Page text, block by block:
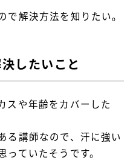
解決方法を知りたい。
したいこと
スや年齢をカバーした
る講師なので、汗に強い
っていたそうです。